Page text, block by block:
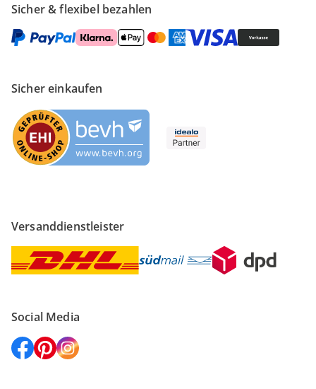
Sicher & flexibel bezahlen
Sicher einkaufen
Versanddienstleister
Social Media